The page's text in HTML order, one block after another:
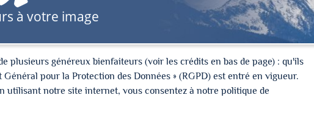
à votre image
plusieurs généreux bienfaiteurs (voir les crédits en bas de page) : qu'ils
pour la Protection des Données » (RGPD) est entré en vigueur.
utilisant notre site internet, vous consentez à notre politique de